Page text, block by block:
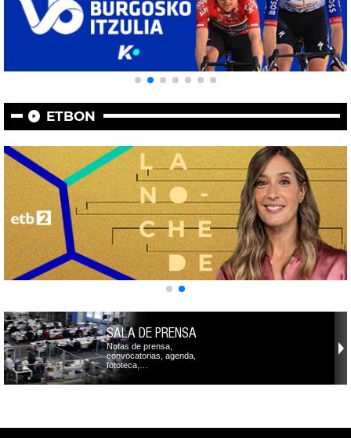
ETBON
SALA DE PRENSA
Notas de prensa,
convocatorias, agenda,
fototeca,…